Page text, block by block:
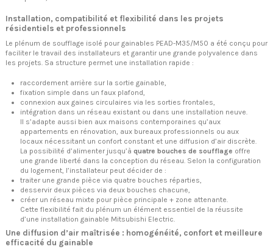
Installation, compatibilité et flexibilité dans les projets
résidentiels et professionnels
Le plénum de soufflage isolé pour gainables PEAD-M35/M50 a été conçu pour
faciliter le travail des installateurs et garantir une grande polyvalence dans
les projets. Sa structure permet une installation rapide :
raccordement arrière sur la sortie gainable,
fixation simple dans un faux plafond,
connexion aux gaines circulaires via les sorties frontales,
intégration dans un réseau existant ou dans une installation neuve.
Il s’adapte aussi bien aux maisons contemporaines qu’aux
appartements en rénovation, aux bureaux professionnels ou aux
locaux nécessitant un confort constant et une diffusion d’air discrète.
La possibilité d’alimenter jusqu’à quatre bouches de soufflage offre
une grande liberté dans la conception du réseau. Selon la configuration
du logement, l’installateur peut décider de :
traiter une grande pièce via quatre bouches réparties,
desservir deux pièces via deux bouches chacune,
créer un réseau mixte pour pièce principale + zone attenante.
Cette flexibilité fait du plénum un élément essentiel de la réussite
d’une installation gainable Mitsubishi Electric.
Une diffusion d’air maîtrisée : homogénéité, confort et meilleure
efficacité du gainable